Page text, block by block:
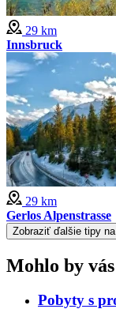
29 km
Innsbruck
29 km
Gerlos Alpenstrasse
Zobraziť ďalšie tipy
Mohlo by
Pobyty s